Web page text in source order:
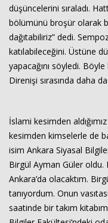
düşüncelerini sıraladı.
bölümünü broşür olarak
dağıtabiliriz” dedi.
katılabileceğini. Üstüne
yapacağını söyledi. Böyle
Direnişi sırasında daha
İslami kesimden
kesimden kimselerle de
isim Ankara Siyasal
Birgül Ayman Güler oldu.
Ankara’da olacaktım.
tanıyordum. Onun
saatinde bir takım